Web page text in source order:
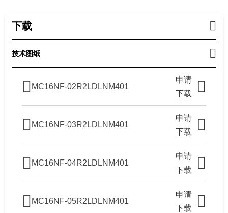
下载
技术图纸
MC16NF-02R2LDLNM401
申请
下载
MC16NF-03R2LDLNM401
申请
下载
MC16NF-04R2LDLNM401
申请
下载
MC16NF-05R2LDLNM401
申请
下载